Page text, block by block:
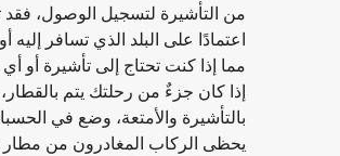
من التأشيرة لتسجيل الوصول، فقد
اعتمادًا على البلد الذي تسافر
مما إذا كنت تحتاج إلى تأشيرة أو
إذا كان جزءٌ من رحلتك يتم
بالتأشيرة والأمتعة، وضع في
يحظى الركاب المغادرون من مطار